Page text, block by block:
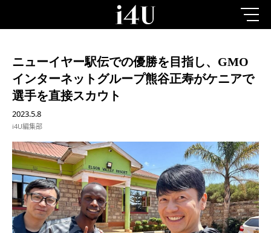
ニューイヤー駅伝での優勝を目指し、GMO
インターネットグループ熊谷正寿がケニアで
選手を直接スカウト
2023.5.8
i4U編集部